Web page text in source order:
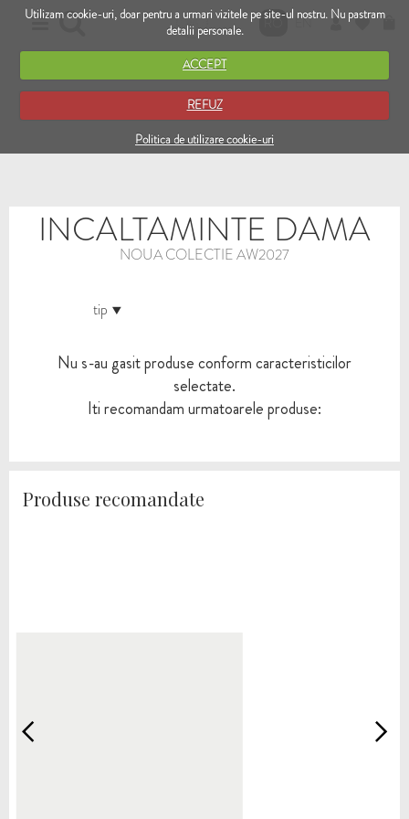
Utilizam cookie-uri, doar pentru a urmari vizitele pe site-ul nostru. Nu pastram
detalii personale.
ACCEPT
REFUZ
Politica de utilizare cookie-uri
RO EN
INCALTAMINTE DAMA
NOUA COLECTIE AW2027
tip
Nu s-au gasit produse conform caracteristicilor
selectate.
Iti recomandam urmatoarele produse:
Produse recomandate